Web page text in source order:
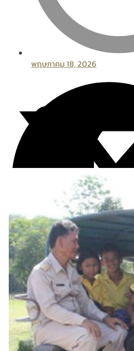
พฤษภาคม 18, 2026